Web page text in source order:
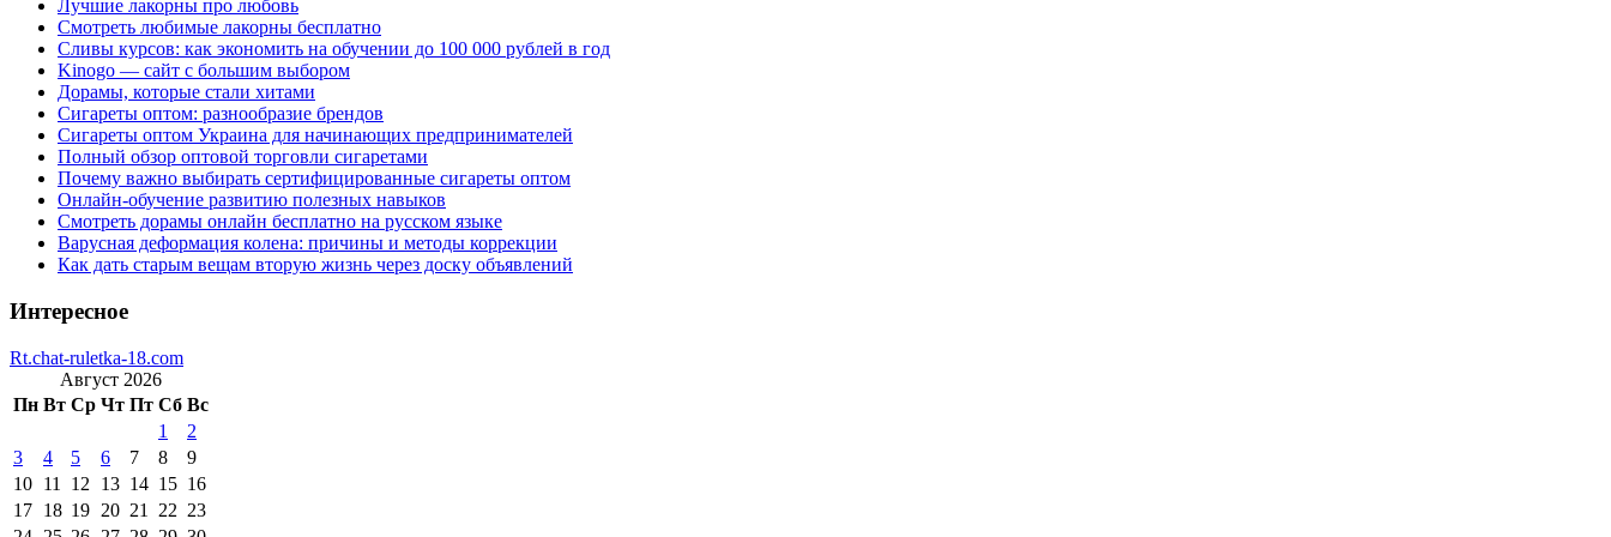
Лучшие лакорны про любовь
Смотреть любимые лакорны бесплатно
Сливы курсов: как экономить на обучении до 100 000 рублей в год
Kinogo — сайт с большим выбором
Дорамы, которые стали хитами
Сигареты оптом: разнообразие брендов
Сигареты оптом Украина для начинающих предпринимателей
Полный обзор оптовой торговли сигаретами
Почему важно выбирать сертифицированные сигареты оптом
Онлайн-обучение развитию полезных навыков
Смотреть дорамы онлайн бесплатно на русском языке
Варусная деформация колена: причины и методы коррекции
Как дать старым вещам вторую жизнь через доску объявлений
Интересное
Rt.chat-ruletka-18.com
Август 2026
Пн Вт Ср Чт Пт Сб Вс
1
2
3
4 5 6 7 8
9
10 11 12 13 14 15 16
17 18 19 20 21 22 23